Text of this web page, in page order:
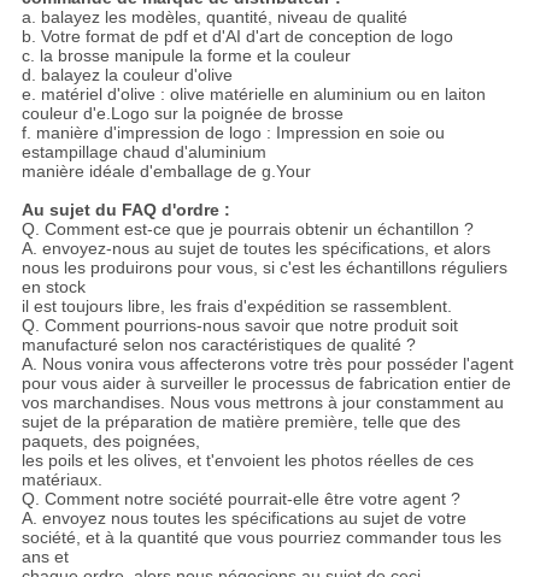
a. balayez les modèles, quantité, niveau de qualité
b. Votre format de pdf et d'AI d'art de conception de logo
c. la brosse manipule la forme et la couleur
d. balayez la couleur d'olive
e. matériel d'olive : olive matérielle en aluminium ou en laiton
couleur d'e.Logo sur la poignée de brosse
f. manière d'impression de logo : Impression en soie ou
estampillage chaud d'aluminium
manière idéale d'emballage de g.Your
Au sujet du FAQ d'ordre :
Q. Comment est-ce que je pourrais obtenir un échantillon ?
A. envoyez-nous au sujet de toutes les spécifications, et alors
nous les produirons pour vous, si c'est les échantillons réguliers
en stock
il est toujours libre, les frais d'expédition se rassemblent.
Q. Comment pourrions-nous savoir que notre produit soit
manufacturé selon nos caractéristiques de qualité ?
A. Nous vonira vous affecterons votre très pour posséder l'agent
pour vous aider à surveiller le processus de fabrication entier de
vos marchandises. Nous vous mettrons à jour constamment au
sujet de la préparation de matière première, telle que des
paquets, des poignées,
les poils et les olives, et t'envoient les photos réelles de ces
matériaux.
Q. Comment notre société pourrait-elle être votre agent ?
A. envoyez nous toutes les spécifications au sujet de votre
société, et à la quantité que vous pourriez commander tous les
ans et